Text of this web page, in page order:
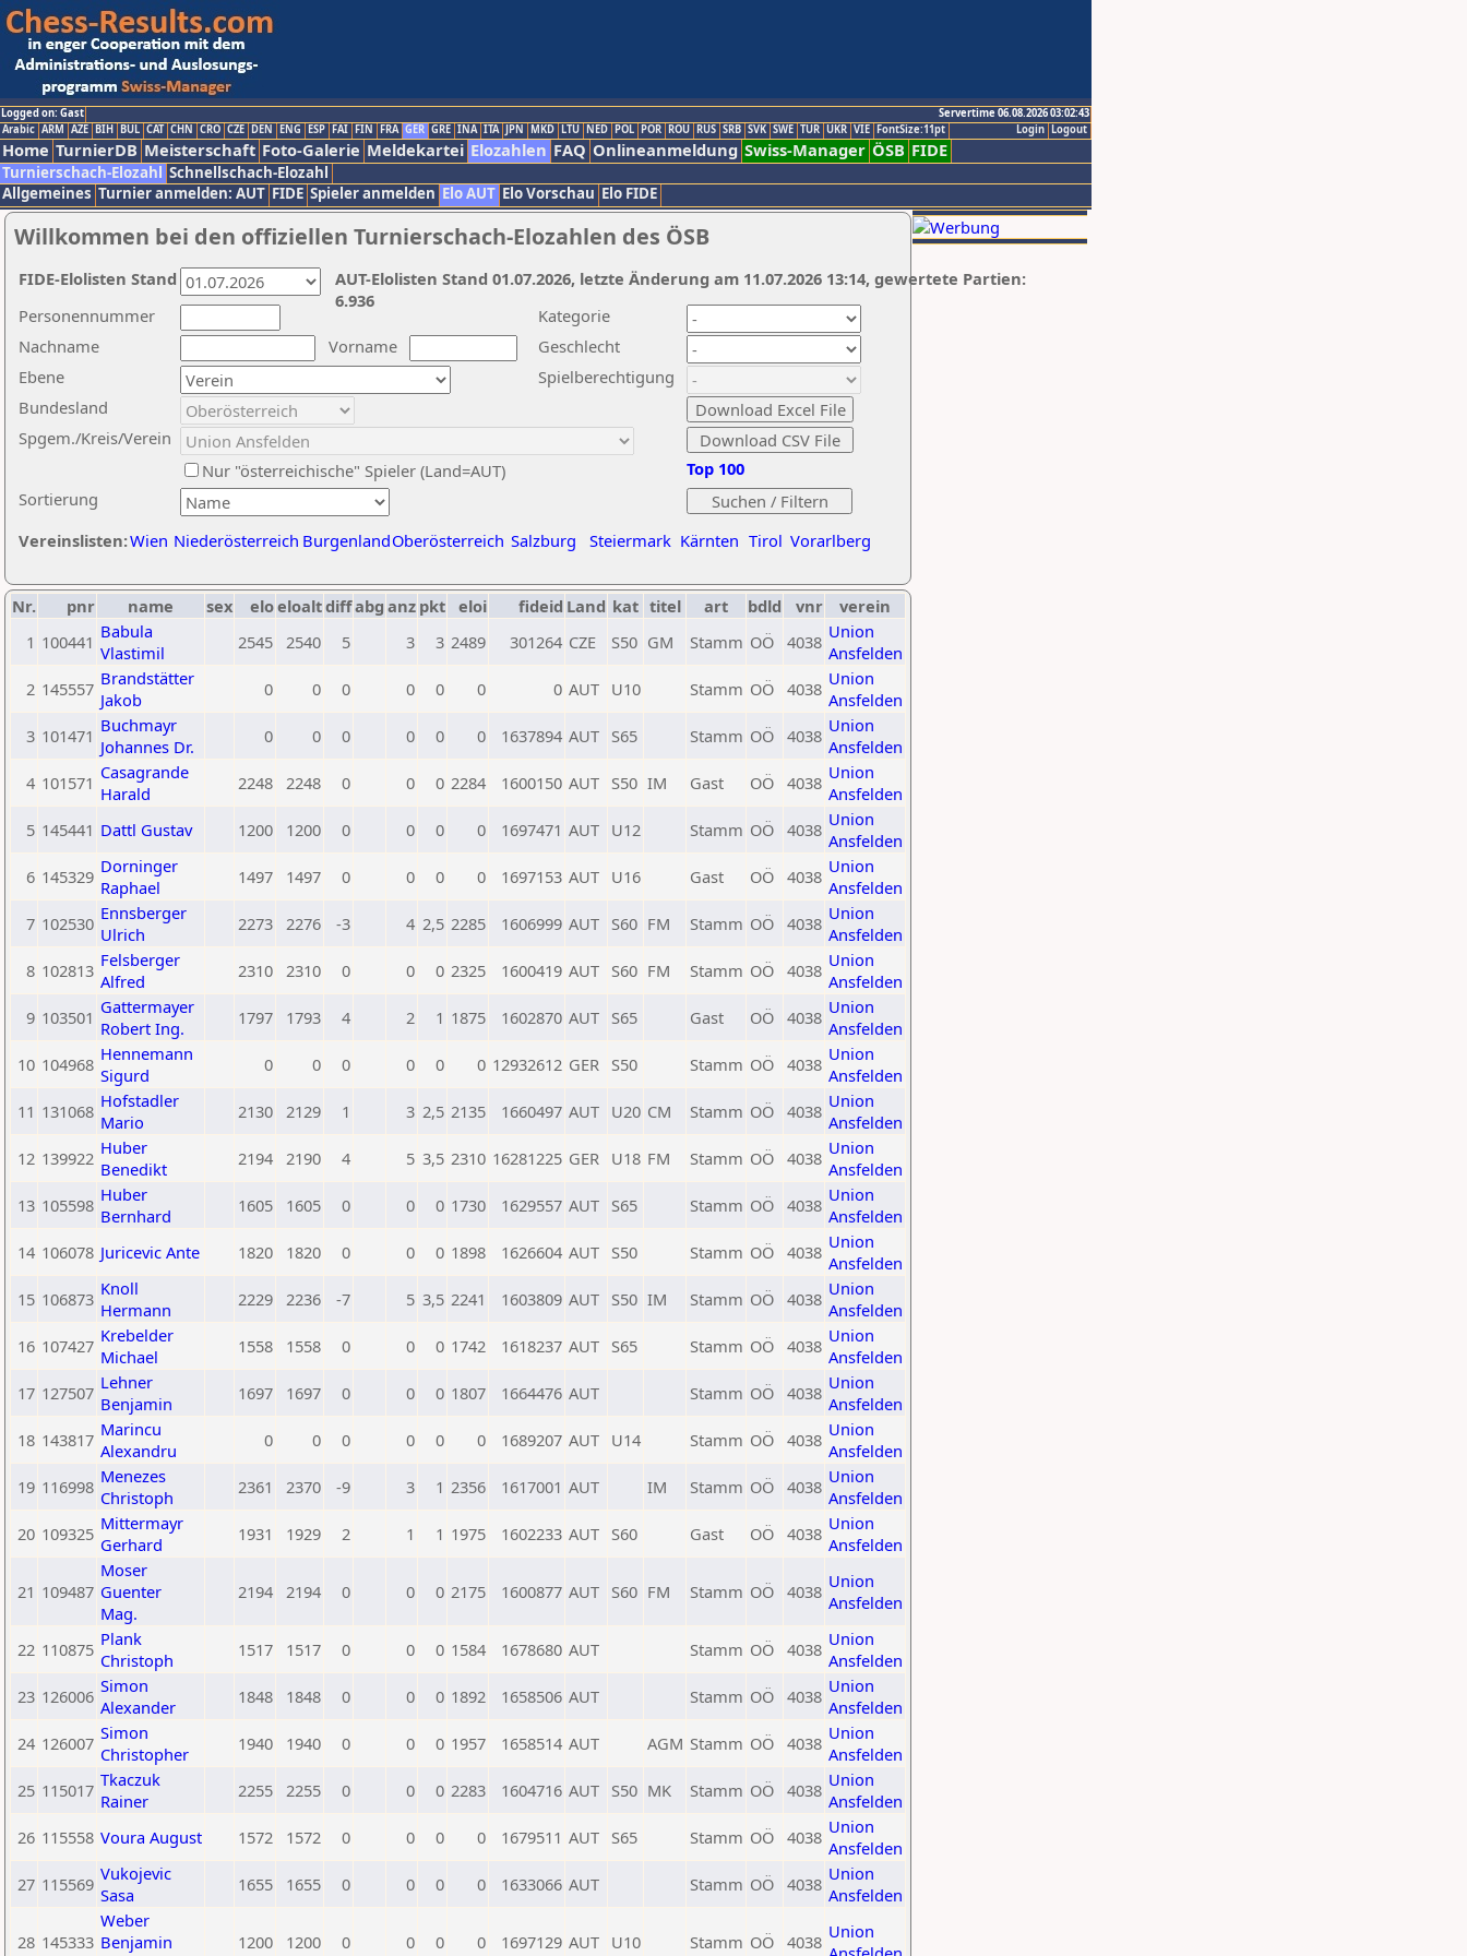
Logged on: Gast
Servertime 06.08.2026 03:02:43
Logout
Login
Arabic ARM AZE BIH BUL CAT CHN CRO CZE DEN ENG ESP FAI FIN FRA GER GRE INA ITA JPN MKD LTU NED POL POR ROU RUS SRB SVK SWE TUR UKR VIE FontSize:11pt
Home TurnierDB Meisterschaft Foto-Galerie Meldekartei Elozahlen FAQ Onlineanmeldung Swiss-Manager ÖSB FIDE
Turnierschach-Elozahl Schnellschach-Elozahl
Allgemeines Turnier anmelden: AUT FIDE Spieler anmelden Elo AUT Elo Vorschau Elo FIDE
Willkommen bei den offiziellen Turnierschach-Elozahlen des ÖSB
Nachname
Vorname
Ebene
Kategorie
Sortierung
Personennummer
Bundesland
Spgem./Kreis/Verein
Geschlecht
Nur "österreichische" Spieler (Land=AUT)
Spielberechtigung
Vereinslisten:Wien Niederösterreich BurgenlandOberösterreich Salzburg Steiermark Kärnten Tirol Vorarlberg
Top 100
AUT-Elolisten Stand 01.07.2026, letzte Änderung am 11.07.2026 13:14, gewertete Partien:
6.936
FIDE-Elolisten Stand
Nr. pnr name sex eloeloaltdiffabg anz pkt eloi fideid Land kat titel art bdld vnr
verein
1 100441 Babula
Vlastimil
2545 2540 5 3 3 2489 301264 CZE S50 GM Stamm OÖ 4038 Union
Ansfelden
2 145557 Brandstätter
Jakob
0 0 0 0 0 0 0 AUT U10 Stamm OÖ 4038 Union
Ansfelden
3 101471 Buchmayr
Johannes Dr.
0 0 0 0 0 0 1637894 AUT S65 Stamm OÖ 4038 Union
Ansfelden
4 101571 Casagrande
Harald
2248 2248 0 0 0 2284 1600150 AUT S50 IM Gast OÖ 4038 Union
Ansfelden
5 145441 Dattl Gustav 1200 1200 0 0 0 0 1697471 AUT U12 Stamm OÖ 4038 Union
Ansfelden
6 145329 Dorninger
Raphael
1497 1497 0 0 0 0 1697153 AUT U16 Gast OÖ 4038 Union
Ansfelden
7 102530 Ennsberger
Ulrich
2273 2276 -3 4 2,5 2285 1606999 AUT S60 FM Stamm OÖ 4038 Union
Ansfelden
8 102813 Felsberger
Alfred
2310 2310 0 0 0 2325 1600419 AUT S60 FM Stamm OÖ 4038 Union
Ansfelden
9 103501 Gattermayer
Robert Ing.
1797 1793 4 2 1 1875 1602870 AUT S65 Gast OÖ 4038 Union
Ansfelden
10 104968 Hennemann
Sigurd
0 0 0 0 0 0 12932612 GER S50 Stamm OÖ 4038 Union
Ansfelden
11 131068 Hofstadler
Mario
2130 2129 1 3 2,5 2135 1660497 AUT U20 CM Stamm OÖ 4038 Union
Ansfelden
12 139922 Huber
Benedikt
2194 2190 4 5 3,5 2310 16281225 GER U18 FM Stamm OÖ 4038 Union
Ansfelden
13 105598 Huber
Bernhard
1605 1605 0 0 0 1730 1629557 AUT S65 Stamm OÖ 4038 Union
Ansfelden
14 106078 Juricevic Ante 1820 1820 0 0 0 1898 1626604 AUT S50 Stamm OÖ 4038 Union
Ansfelden
15 106873 Knoll
Hermann
2229 2236 -7 5 3,5 2241 1603809 AUT S50 IM Stamm OÖ 4038 Union
Ansfelden
16 107427 Krebelder
Michael
1558 1558 0 0 0 1742 1618237 AUT S65 Stamm OÖ 4038 Union
Ansfelden
17 127507 Lehner
Benjamin
1697 1697 0 0 0 1807 1664476 AUT Stamm OÖ 4038 Union
Ansfelden
18 143817 Marincu
Alexandru
0 0 0 0 0 0 1689207 AUT U14 Stamm OÖ 4038 Union
Ansfelden
19 116998 Menezes
Christoph
2361 2370 -9 3 1 2356 1617001 AUT IM Stamm OÖ 4038 Union
Ansfelden
20 109325 Mittermayr
Gerhard
1931 1929 2 1 1 1975 1602233 AUT S60 Gast OÖ 4038 Union
Ansfelden
21 109487
Moser
Guenter
Mag.
2194 2194 0 0 0 2175 1600877 AUT S60 FM Stamm OÖ 4038 Union
Ansfelden
22 110875 Plank
Christoph
1517 1517 0 0 0 1584 1678680 AUT Stamm OÖ 4038 Union
Ansfelden
23 126006 Simon
Alexander
1848 1848 0 0 0 1892 1658506 AUT Stamm OÖ 4038 Union
Ansfelden
24 126007 Simon
Christopher
1940 1940 0 0 0 1957 1658514 AUT AGM Stamm OÖ 4038 Union
Ansfelden
25 115017 Tkaczuk
Rainer
2255 2255 0 0 0 2283 1604716 AUT S50 MK Stamm OÖ 4038 Union
Ansfelden
26 115558 Voura August 1572 1572 0 0 0 0 1679511 AUT S65 Stamm OÖ 4038 Union
Ansfelden
27 115569 Vukojevic
Sasa
1655 1655 0 0 0 0 1633066 AUT Stamm OÖ 4038 Union
Ansfelden
28 145333
Weber
Benjamin
1200 1200 0 0 0 0 1697129 AUT U10 Stamm OÖ 4038 Union